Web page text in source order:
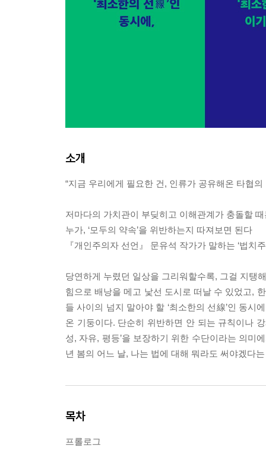
소개
“지금 우리에게 필요한 건, 인류가 공유해온 타협의
저마다의 가치관이 부딪히고 이해관계가 충돌할 때
누가, ‘모두의 약속’을 위반하는지 따져보면 된다
『개인주의자 선언』 문유석 작가가 말하는 ‘법치
당연하게 누렸던 일상을 그리워할수록, 그걸 지탱
힘으로 배낭을 메고 낯선 도시로 떠날 수 있었고,
들 사이의 넘지 말아야 할 ‘최소한의 선線’인 동시
온 기둥이다. 단순히 위반하면 안 되는 규칙이나
성, 자유, 평등’을 보장하기 위한 수단이라는 의미
년 봄의 어느 날, 나는 법에 대해 뭐라도 써야겠다
목차
프롤로그